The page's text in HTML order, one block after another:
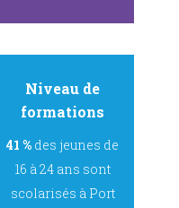
Niveau de
formations
41 % des jeunes de
16 à 24 ans sont
scolarisés à Port